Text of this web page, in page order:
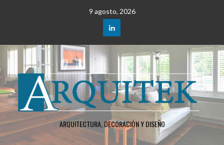
9 agosto, 2026
ARQUITECTURA, DECORACIÒN Y DISEÑO